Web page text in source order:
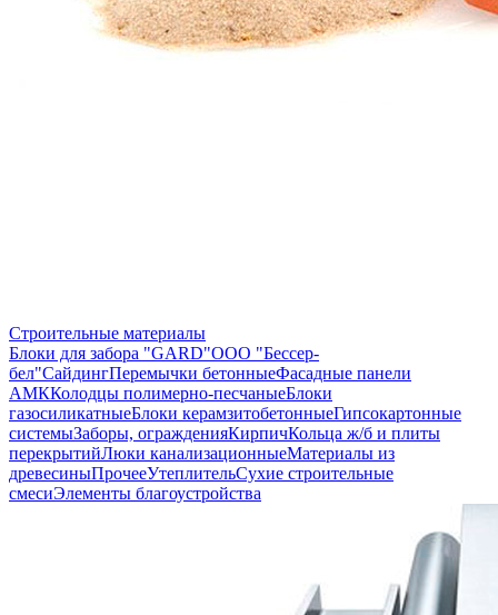
Строительные материалы
Блоки для забора "GARD"ООО "Бессер-
бел"СайдингПеремычки бетонныеФасадные панели
АМККолодцы полимерно-песчаныеБлоки
газосиликатныеБлоки керамзитобетонныеГипсокартонные
системыЗаборы, огражденияКирпичКольца ж/б и плиты
перекрытийЛюки канализационныеМатериалы из
древесиныПрочееУтеплительСухие строительные
смесиЭлементы благоустройства